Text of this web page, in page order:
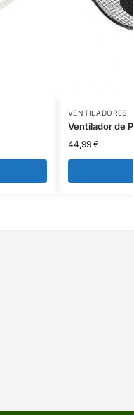
VENTILADORES,
Ventilador de
44,99 €